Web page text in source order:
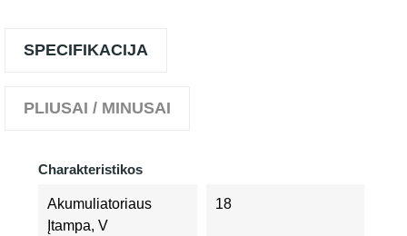
SPECIFIKACIJA
PLIUSAI / MINUSAI
Charakteristikos
Akumuliatoriaus
Įtampa, V
18